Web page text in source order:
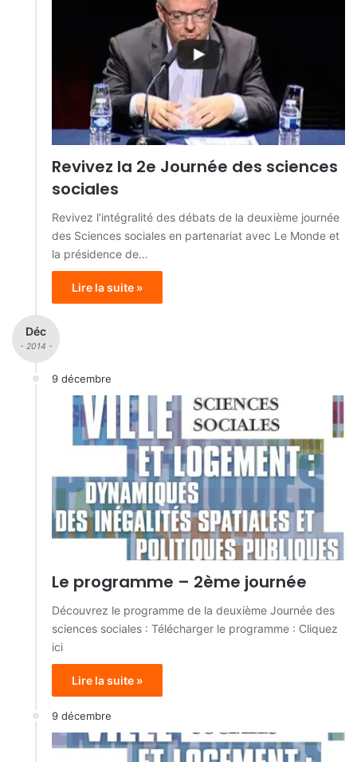
Revivez la 2e Journée des sciences
sociales
Revivez l’intégralité des débats de la deuxième journée
des Sciences sociales en partenariat avec Le Monde et
la présidence de…
Lire la suite »
Déc
- 2014 -
9 décembre
Le programme – 2ème journée
Découvrez le programme de la deuxième Journée des
sciences sociales : Télécharger le programme : Cliquez
ici
Lire la suite »
9 décembre